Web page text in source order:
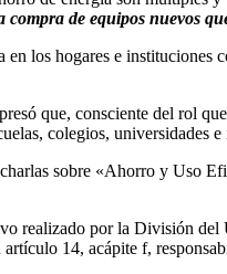
compra de equipos nuevos
en los hogares e
que, consciente del rol
colegios, universidades
sobre «Ahorro y Uso
realizado por la División
14, acápite f,